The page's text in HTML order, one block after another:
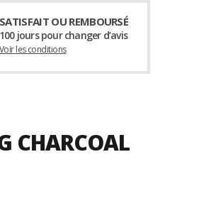
SATISFAIT OU REMBOURSÉ
100 jours pour changer d’avis
Voir les conditions
CHARCOAL